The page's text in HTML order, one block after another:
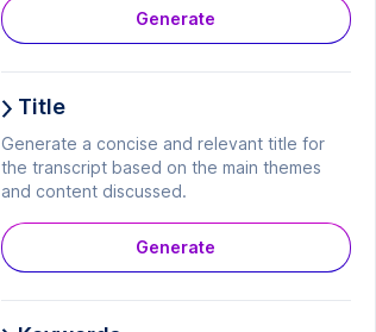
Generate
Title
Generate a concise and relevant title for
the transcript based on the main themes
and content discussed.
Generate